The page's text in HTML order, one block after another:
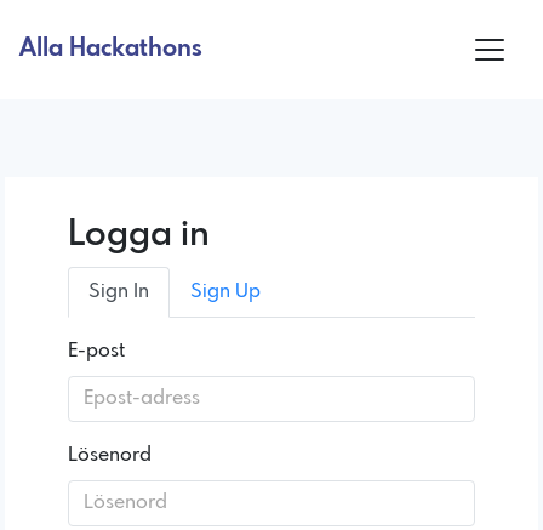
Alla Hackathons
Logga in
Sign In Sign Up
E-post
Lösenord